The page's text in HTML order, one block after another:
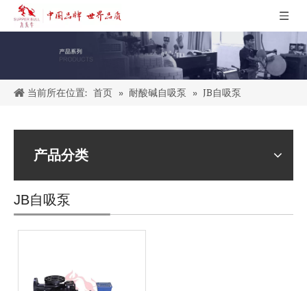
当前所在位置: 首页 » 耐酸碱自吸泵 » JB自吸泵
产品分类
JB自吸泵